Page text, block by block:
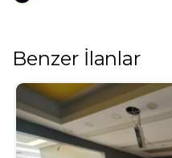
Benzer İlanlar